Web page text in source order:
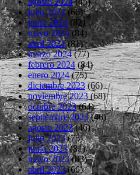
julio 2024(66)
junio 2024 (82)
mayo 2024 (84)
abril 2024(81)
marzo 2024(77)
febrero 2024(84)
enero 2024(75)
diciembre 2023(66)
noviembre 2023(68)
octubre 2023(64)
septiembre 2023(46)
agosto 2023(46)
julio 2023(75)
junio 2023(81)
mayo 2023(83)
abril 2023(66)